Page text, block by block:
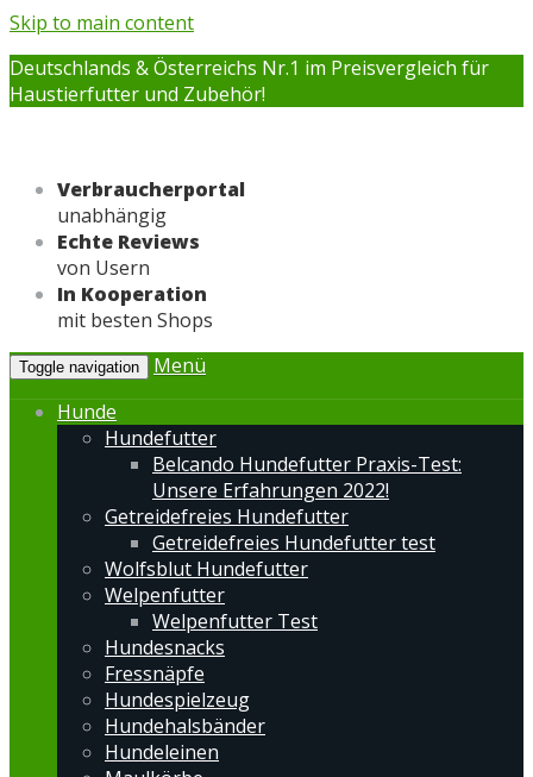
Skip to main content
Deutschlands & Österreichs Nr.1 im Preisvergleich für
Haustierfutter und Zubehör!
Verbraucherportal
unabhängig
Echte Reviews
von Usern
In Kooperation
mit besten Shops
Toggle navigation
Menü
Hunde
Hundefutter
Belcando Hundefutter Praxis-Test:
Unsere Erfahrungen 2022!
Getreidefreies Hundefutter
Getreidefreies Hundefutter test
Wolfsblut Hundefutter
Welpenfutter
Welpenfutter Test
Hundesnacks
Fressnäpfe
Hundespielzeug
Hundehalsbänder
Hundeleinen